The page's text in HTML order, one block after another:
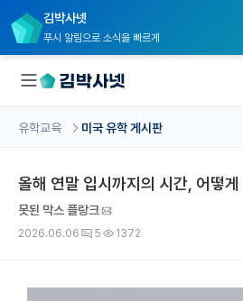
김박사넷
푸시 알림으로 소식을 빠르게
국내대학원 정보
유학교육 미국 유학 게시판
올해 연말 입시까지의 시간, 어떻
못된 막스 플랑크
2026.06.06 5 1372